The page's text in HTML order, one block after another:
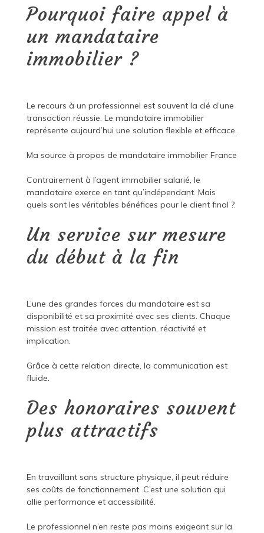
Pourquoi faire appel à
un mandataire
immobilier ?
Le recours à un professionnel est souvent la clé d’une
transaction réussie. Le mandataire immobilier
représente aujourd’hui une solution flexible et efficace.
Ma source à propos de mandataire immobilier France
Contrairement à l’agent immobilier salarié, le
mandataire exerce en tant qu’indépendant. Mais
quels sont les véritables bénéfices pour le client final ?.
Un service sur mesure
du début à la fin
L’une des grandes forces du mandataire est sa
disponibilité et sa proximité avec ses clients. Chaque
mission est traitée avec attention, réactivité et
implication.
Grâce à cette relation directe, la communication est
fluide.
Des honoraires souvent
plus attractifs
En travaillant sans structure physique, il peut réduire
ses coûts de fonctionnement. C’est une solution qui
allie performance et accessibilité.
Le professionnel n’en reste pas moins exigeant sur la